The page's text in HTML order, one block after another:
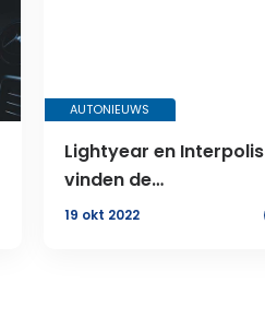
AUTONIEUWS
Lightyear en Interpolis
vinden de
autoverzekering
19 okt 2022